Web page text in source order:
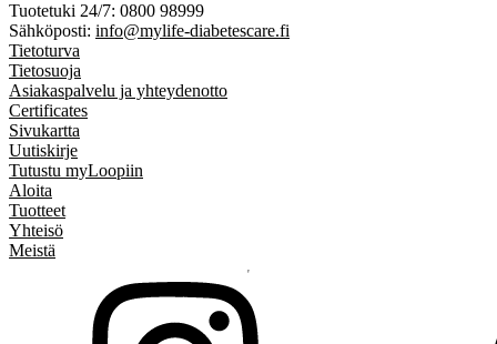
Tuotetuki 24/7: 0800 98999
Sähköposti: info@mylife-diabetescare.fi
Tietoturva
Tietosuoja
Asiakaspalvelu ja yhteydenotto
Certificates
Sivukartta
Uutiskirje
Tutustu myLoopiin
Aloita
Tuotteet
Yhteisö
Meistä